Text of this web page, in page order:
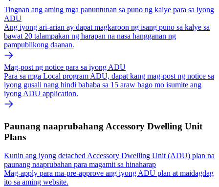
Tingnan ang aming mga panuntunan sa puno ng kalye para sa iyong
ADU
Ang iyong ari-arian ay dapat magkaroon ng isang puno sa kalye sa
bawat 20 talampakan ng harapan na nasa hangganan ng
pampublikong daanan.
Mag-post ng notice para sa iyong ADU
Para sa mga Local program ADU, dapat kang mag-post ng notice sa
iyong gusali nang hindi bababa sa 15 araw bago mo isumite ang
iyong ADU application.
Paunang naaprubahang Accessory Dwelling Unit
Plans
Kunin ang iyong detached Accessory Dwelling Unit (ADU) plan na
paunang naaprubahan para magamit sa hinaharap
Mag-apply para ma-pre-approve ang iyong ADU plan at maidagdag
ito sa aming website.